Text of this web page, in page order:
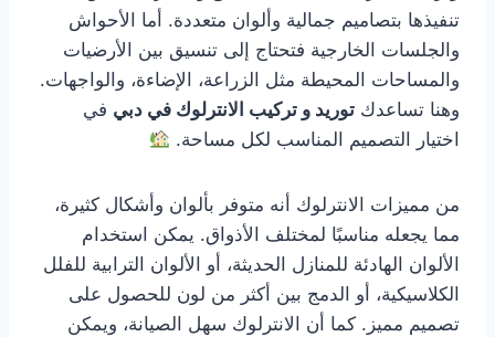
تنفيذها بتصاميم جمالية وألوان متعددة. أما الأحواش
والجلسات الخارجية فتحتاج إلى تنسيق بين الأرضيات
والمساحات المحيطة مثل الزراعة، الإضاءة، والواجهات.
وهنا تساعدك توريد و تركيب الانترلوك في دبي في
اختيار التصميم المناسب لكل مساحة.
من مميزات الانترلوك أنه متوفر بألوان وأشكال كثيرة،
مما يجعله مناسبًا لمختلف الأذواق. يمكن استخدام
الألوان الهادئة للمنازل الحديثة، أو الألوان الترابية للفلل
الكلاسيكية، أو الدمج بين أكثر من لون للحصول على
تصميم مميز. كما أن الانترلوك سهل الصيانة، ويمكن